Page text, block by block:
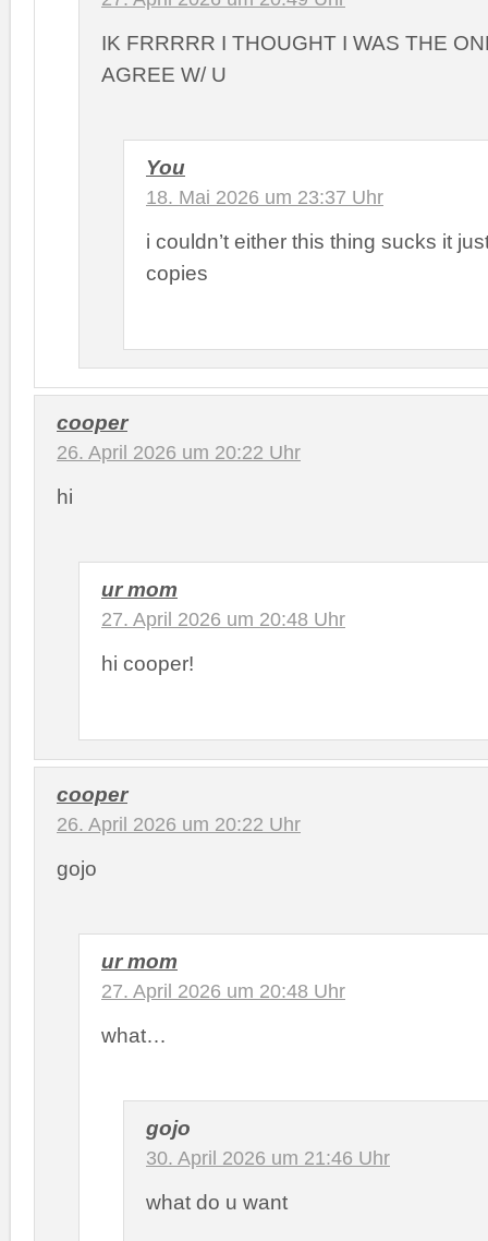
IK FRRRRR I THOUGHT I WAS THE
AGREE W/ U
You
18. Mai 2026 um 23:37 Uhr
i couldn’t either this thing sucks it
copies
cooper
26. April 2026 um 20:22 Uhr
hi
ur mom
27. April 2026 um 20:48 Uhr
hi cooper!
cooper
26. April 2026 um 20:22 Uhr
gojo
ur mom
27. April 2026 um 20:48 Uhr
what…
gojo
30. April 2026 um 21:46 Uhr
what do u want